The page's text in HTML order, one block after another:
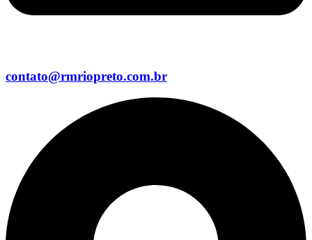
contato@rmriopreto.com.br